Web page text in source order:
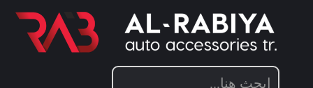
تصفح منتجات العناية بالسيارات الفاخرة
لدينا!
استكشف أوسع تشكيلة من منتجات العناية بالسيارات الفاخرة